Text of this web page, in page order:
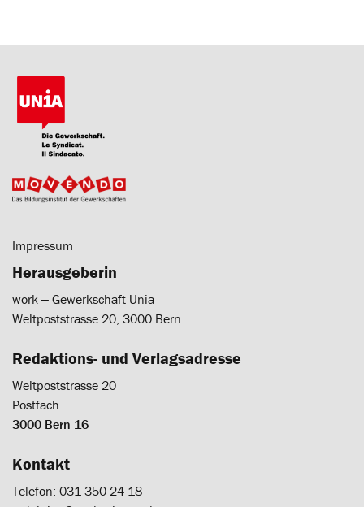
Impressum
Herausgeberin
work ‒ Gewerkschaft Unia
Weltpoststrasse 20, 3000 Bern
Redaktions- und Verlagsadresse
Weltpoststrasse 20
Postfach
3000 Bern 16
Kontakt
Telefon: 031 350 24 18